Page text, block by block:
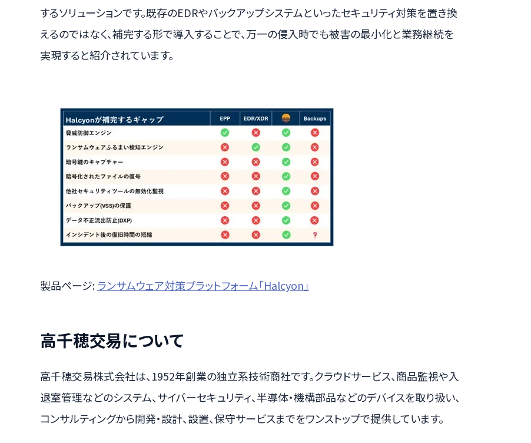
するソリューションです。既存のEDRやバックアップシステムといったセキュリティ対策を置き換
えるのではなく、補完する形で導入することで、万一の侵入時でも被害の最小化と業務継続を
実現すると紹介されています。
製品ページ:ランサムウェア対策プラットフォーム「Halcyon」
高千穂交易について
高千穂交易株式会社は、1952年創業の独立系技術商社です。クラウドサービス、商品監視や入
退室管理などのシステム、サイバーセキュリティ、半導体・機構部品などのデバイスを取り扱い、
コンサルティングから開発・設計、設置、保守サービスまでをワンストップで提供しています。